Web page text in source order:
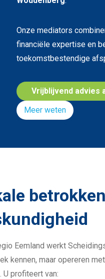
Onze mediators
financiële expertise en
toekomstbestendige
Vrijblijvend advies
Meer weten
Eemland werkt
kennen, maar opereren
U profiteert van: